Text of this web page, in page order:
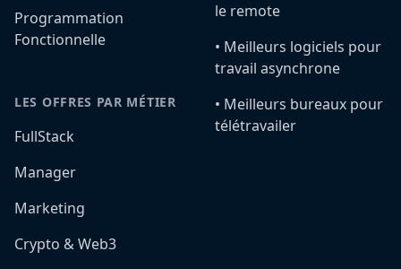
Programmation
Fonctionnelle
LES OFFRES PAR MÉTIER
FullStack
Manager
Marketing
Crypto & Web3
le remote
•️ Meilleurs logiciels pour
travail asynchrone
•️ Meilleurs bureaux pour
télétravailer